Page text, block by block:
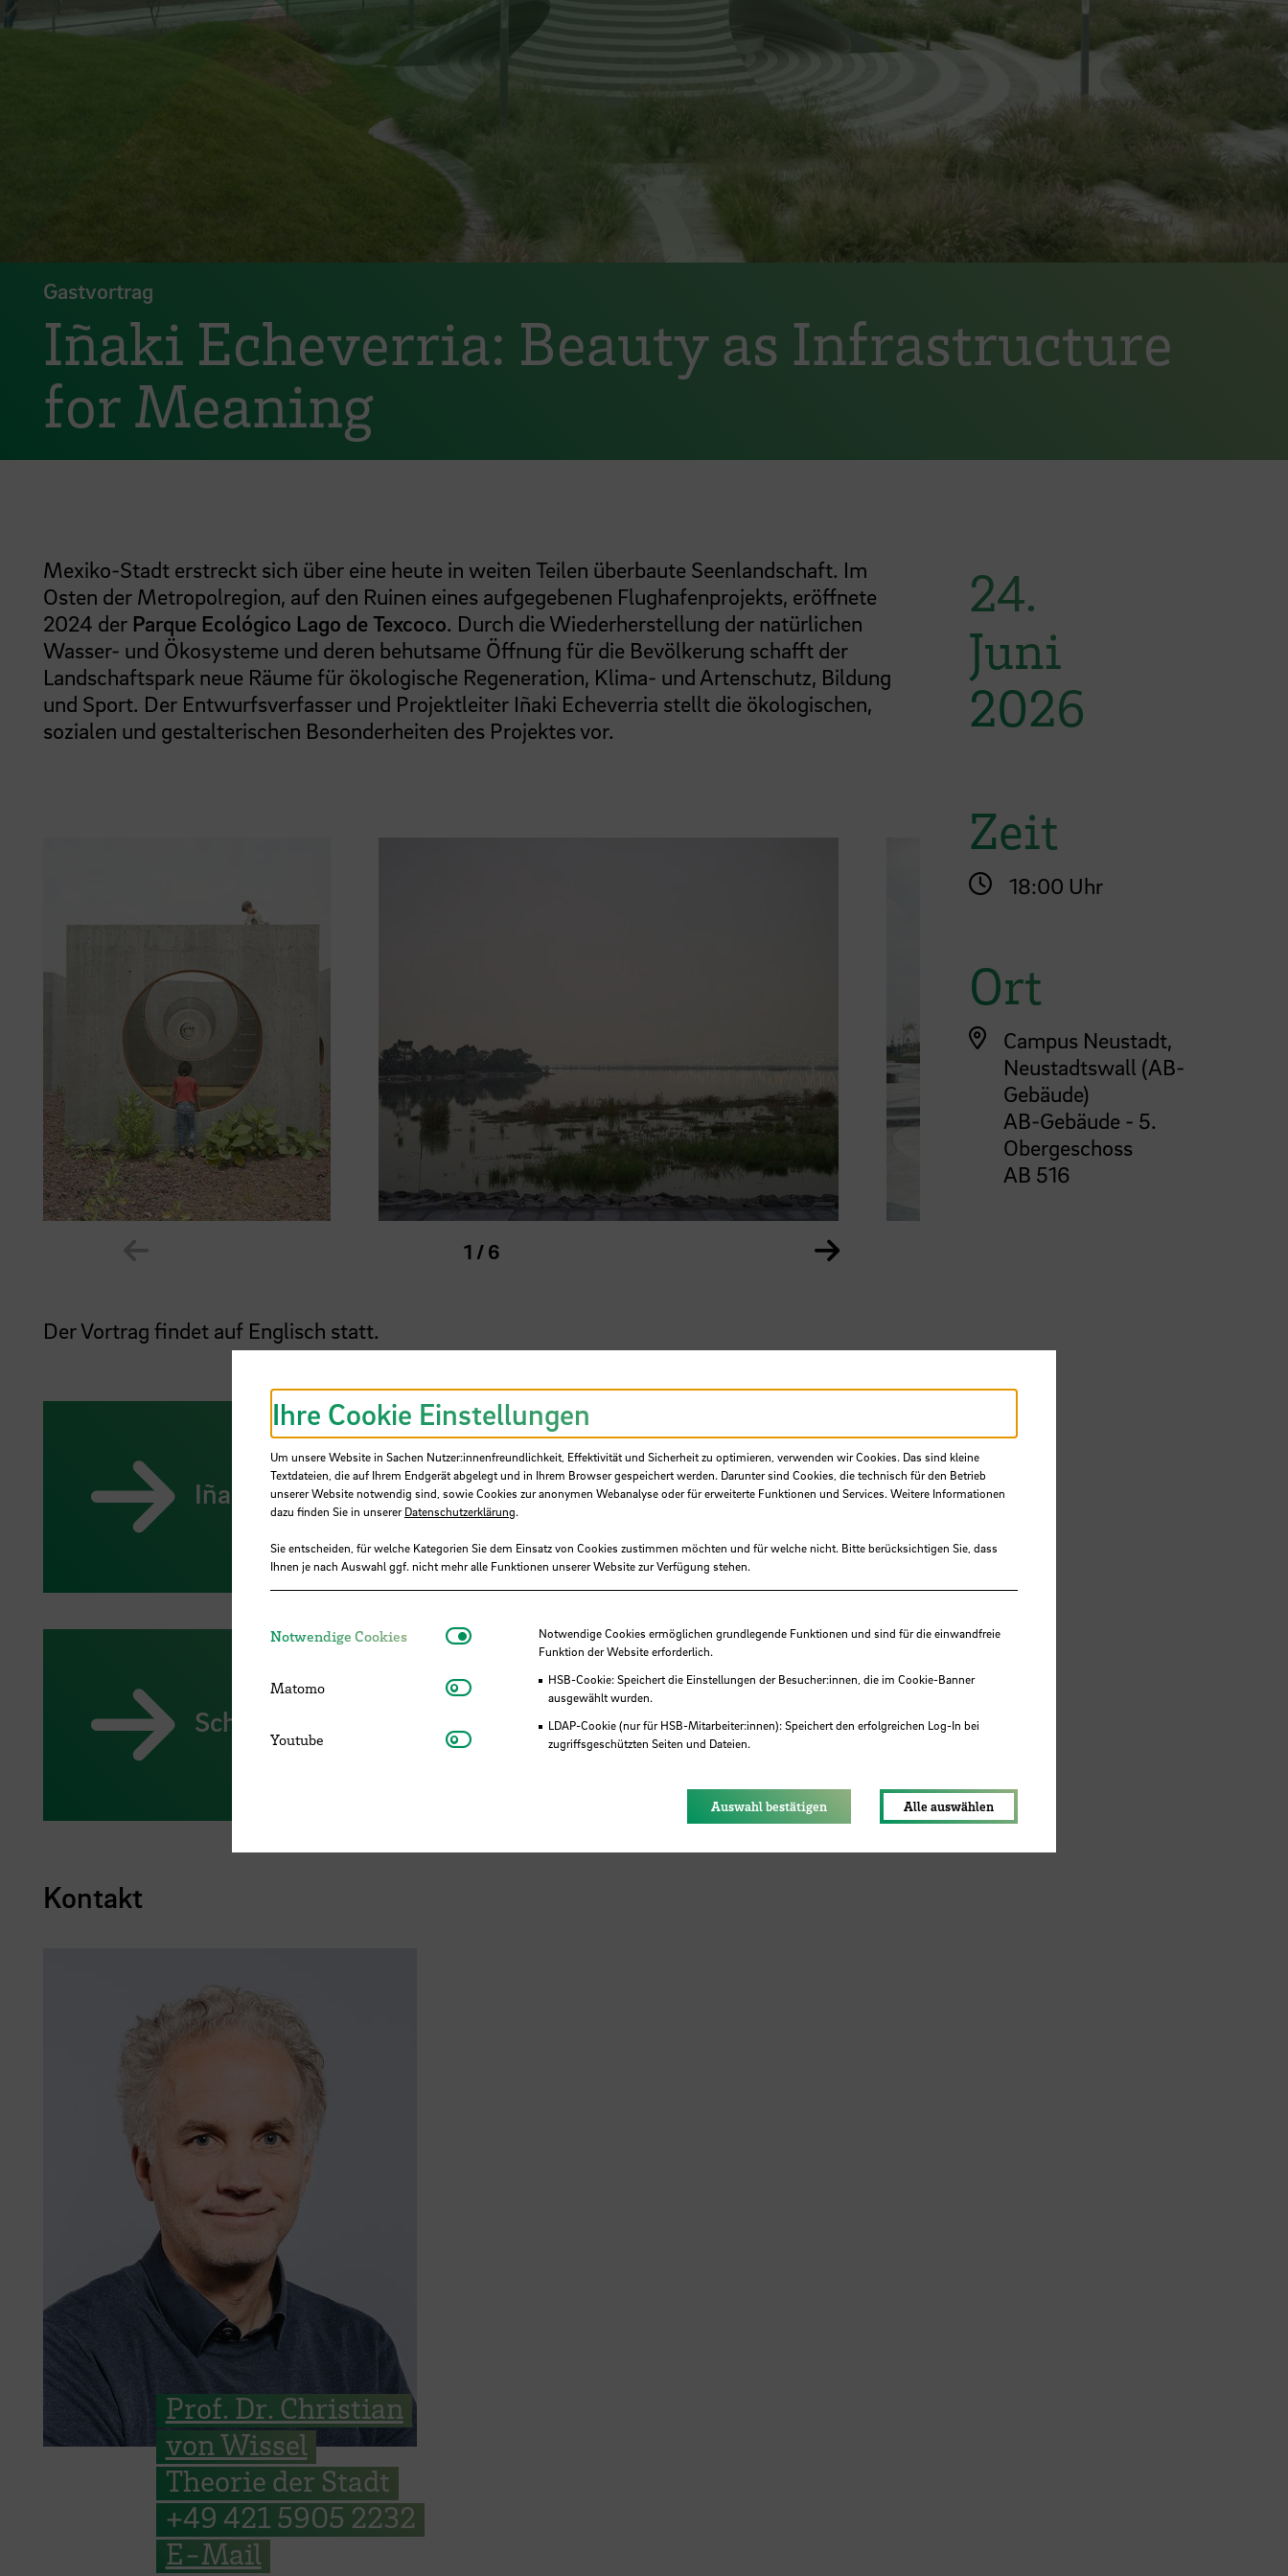
Gastvortrag
Iñaki Echeverria: Beauty as Infrastructure
for Meaning
Mexiko-Stadt erstreckt sich über eine heute in weiten Teilen überbaute Seenlandschaft. Im
Osten der Metropolregion, auf den Ruinen eines aufgegebenen Flughafenprojekts, eröffnete
2024 der Parque Ecológico Lago de Texcoco. Durch die Wiederherstellung der natürlichen
Wasser- und Ökosysteme und deren behutsame Öffnung für die Bevölkerung schafft der
Landschaftspark neue Räume für ökologische Regeneration, Klima- und Artenschutz, Bildung
und Sport. Der Entwurfsverfasser und Projektleiter Iñaki Echeverria stellt die ökologischen,
sozialen und gestalterischen Besonderheiten des Projektes vor.
Zeige vorheriges Element im Karussell Zeige nächstes Element im Karussell
1 / 6
Der Vortrag findet auf Englisch statt.
Iñaki Echeverria (Instagram)
School of Architecture Bremen
Kontakt
Prof. Dr. Christian
von Wissel
Theorie der Stadt
+49 421 5905 2232
E-Mail
24.
Juni
2026
Zeit
18:00 Uhr
Ort
Campus Neustadt,
Neustadtswall (AB-
Gebäude)
AB-Gebäude - 5.
Obergeschoss
AB 516
Ihre Cookie Einstellungen
Um unsere Website in Sachen Nutzer:innenfreundlichkeit, Effektivität und Sicherheit zu optimieren, verwenden wir Cookies. Das sind kleine
Textdateien, die auf Ihrem Endgerät abgelegt und in Ihrem Browser gespeichert werden. Darunter sind Cookies, die technisch für den Betrieb
unserer Website notwendig sind, sowie Cookies zur anonymen Webanalyse oder für erweiterte Funktionen und Services. Weitere Informationen
dazu finden Sie in unsererDatenschutzerklärung.
Sie entscheiden, für welche Kategorien Sie dem Einsatz von Cookies zustimmen möchten und für welche nicht. Bitte berücksichtigen Sie, dass
Ihnen je nach Auswahl ggf. nicht mehr alle Funktionen unserer Website zur Verfügung stehen.
Notwendige Cookies Notwendige CookiesNotwendige Cookies ermöglichen grundlegende Funktionen und sind für die einwandfreie
Funktion der Website erforderlich.
HSB-Cookie: Speichert die Einstellungen der Besucher:innen, die im Cookie-Banner
ausgewählt wurden.
LDAP-Cookie (nur für HSB-Mitarbeiter:innen): Speichert den erfolgreichen Log-In bei
zugriffsgeschützten Seiten und Dateien.
Matomo Matomo
Youtube Youtube
Auswahl bestätigen Alle auswählen